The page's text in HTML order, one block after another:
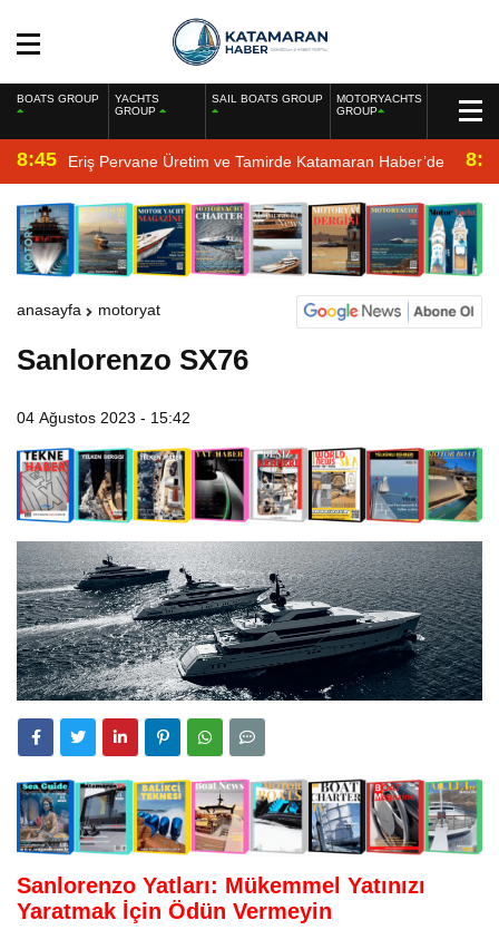
BOATS GROUP
YACHTS
GROUP
SAIL BOATS GROUP
MOTORYACHTS
GROUP
8:45 Eriş Pervane Üretim ve Tamirde Katamaran Haber’de
anasayfa motoryat
Sanlorenzo SX76
04 Ağustos 2023 - 15:42
Sanlorenzo Yatları: Mükemmel Yatınızı
Yaratmak İçin Ödün Vermeyin